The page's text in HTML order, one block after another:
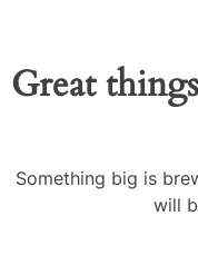
Great
Something big is
will